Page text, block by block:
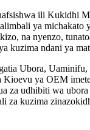
ili Kukidhi
ya
na nyenzo,
kuzima ndani ya
Ubora, Uaminifu,
ya OEM
za udhibiti wa
za kuzima